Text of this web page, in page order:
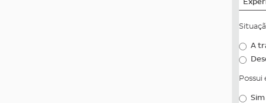
A
Possui
Sim